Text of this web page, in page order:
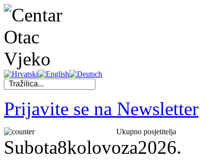
Prijavite se na Newsletter
Ukupno posjetitelja
Subota8kolovoza2026.